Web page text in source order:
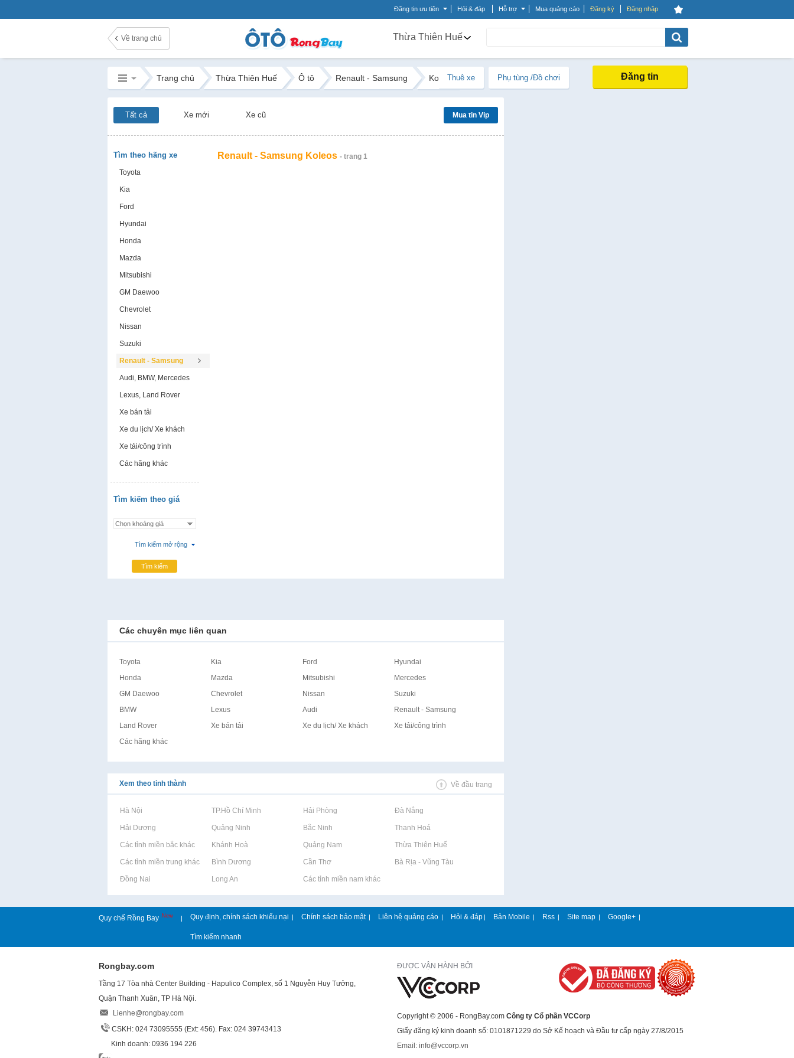
Đăng tin ưu tiên Hỏi & đáp Hỗ trợ Mua quảng cáo Đăng ký Đăng nhập
Về trang chủ Thừa Thiên Huế
Trang chủ Thừa Thiên Huế Ô tô Renault - Samsung KoleosThuê xe Phụ tùng /Đồ chơi Đăng tin
Tất cả Xe mới Xe cũ Mua tin Vip
Tìm theo hãng xe
Toyota
Kia
Ford
Hyundai
Honda
Mazda
Mitsubishi
GM Daewoo
Chevrolet
Nissan
Suzuki
Renault - Samsung
Audi, BMW, Mercedes
Lexus, Land Rover
Xe bán tải
Xe du lịch/ Xe khách
Xe tải/công trình
Các hãng khác
Tìm kiếm theo giá
Tìm kiếm mở rộng
Tìm kiếm
Renault - Samsung Koleos - trang 1
Các chuyên mục liên quan
Toyota Kia Ford
Hyundai
Honda
Mazda Mitsubishi
Mercedes
GM Daewoo
Chevrolet Nissan
Suzuki
BMW
Lexus Audi
Renault - Samsung
Land Rover
Xe bán tải Xe du lịch/ Xe khách
Xe tải/công trình
Các hãng khác
Xem theo tỉnh thành Về đầu trang
Rao vặt tại Hà Nội Rao vặt tại TP.Hồ Chí Minh Rao vặt tại Hải Phòng Rao vặt tại Đà Nẵng
Rao vặt tại Hải Dương Rao vặt tại Quảng Ninh Rao vặt tại Bắc Ninh Rao vặt tại Thanh Hoá
Rao vặt tại Các tỉnh miền bắc khácRao vặt tại Khánh Hoà Rao vặt tại Quảng Nam Rao vặt tại Thừa Thiên Huế
Rao vặt tại Các tỉnh miền trung khácRao vặt tại Bình Dương Rao vặt tại Cần Thơ Rao vặt tại Bà Rịa - Vũng Tàu
Rao vặt tại Đồng Nai Rao vặt tại Long An Rao vặt tại Các tỉnh miền nam khác
Quy chế Rồng Bay New | Quy định, chính sách khiếu nại | Chính sách bảo mật | Liên hệ quảng cáo | Hỏi & đáp | Bản Mobile | Rss | Site map | Google+ |
Tìm kiếm nhanh
Rongbay.com
Tầng 17 Tòa nhà Center Building - Hapulico Complex, số 1 Nguyễn Huy Tưởng,
Quận Thanh Xuân, TP Hà Nội.
Lienhe@rongbay.com
CSKH: 024 73095555 (Ext: 456). Fax: 024 39743413
Kinh doanh: 0936 194 226
ĐƯỢC VẬN HÀNH BỞI
Copyright © 2006 - RongBay.com Công ty Cổ phần VCCorp
Giấy đăng ký kinh doanh số: 0101871229 do Sở Kế hoạch và Đầu tư cấp ngày 27/8/2015
Email: info@vccorp.vn